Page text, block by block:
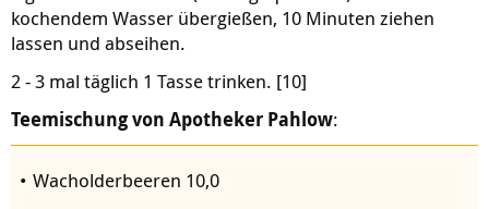
kochendem Wasser übergießen, 10 Minuten ziehen
lassen und abseihen.
2 - 3 mal täglich 1 Tasse trinken. [10]
Teemischung von Apotheker Pahlow:
Wacholderbeeren 10,0